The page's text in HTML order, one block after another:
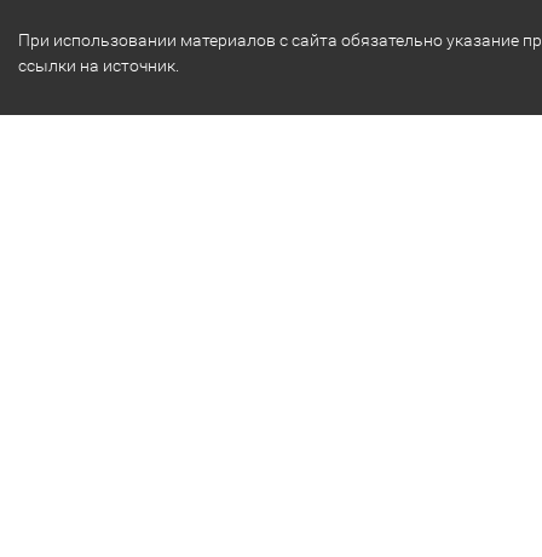
При использовании материалов с сайта обязательно указание
ссылки на источник.